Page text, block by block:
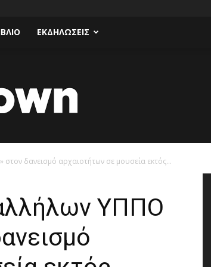
ΕΚΔΗΛΩΣΕΙΣ
στον δανεισμό αρχαιοτήτων σε μουσεία εκτός...
ΥΠΠΟ